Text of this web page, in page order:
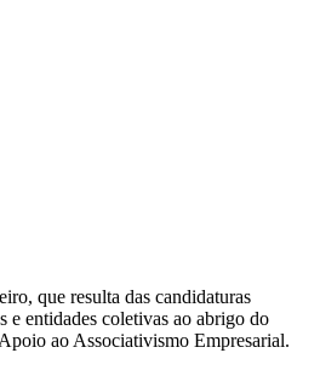
que resulta das candidaturas
e entidades coletivas ao abrigo do
ao Associativismo Empresarial.